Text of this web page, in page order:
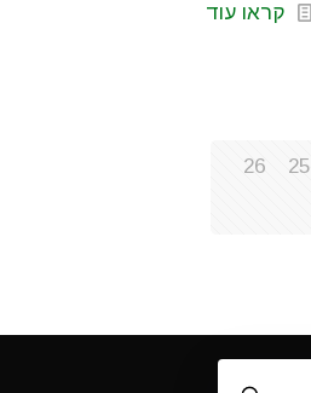
קראו עוד
25
26